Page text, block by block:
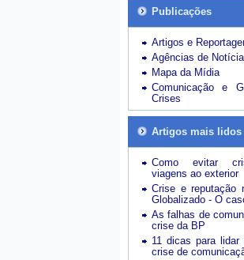
Publicações
Artigos e
Agências de
Mapa da Mídia
Comunicação e
Crises
Artigos mais lidos
Como evitar
viagens ao exterior
Crise e reputação
Globalizado - O
As falhas de
crise da BP
11 dicas para lidar
crise de